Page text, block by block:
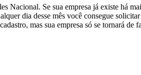
Nacional. Se sua empresa já existe há
dia desse mês você consegue
mas sua empresa só se tornará